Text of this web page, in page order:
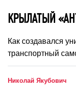
КРЫЛАТЫЙ
Как создавался
транспортный
Николай Якубович